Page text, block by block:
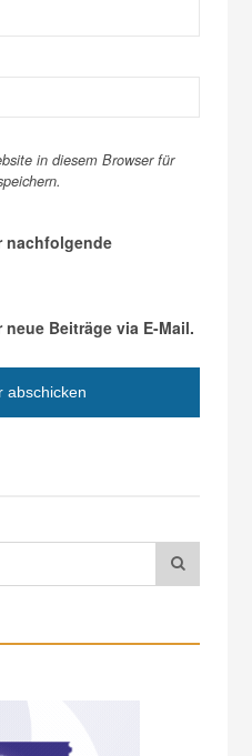
in diesem Browser für
nachfolgende
Beiträge via E-Mail.